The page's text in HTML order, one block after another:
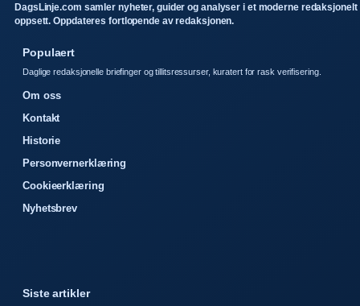
DagsLinje.com samler nyheter, guider og analyser i et moderne redaksjonelt
oppsett. Oppdateres fortlopende av redaksjonen.
Populaert
Daglige redaksjonelle briefinger og tillitsressurser, kuratert for rask verifisering.
Om oss
Kontakt
Historie
Personvernerklæring
Cookieerklæring
Nyhetsbrev
Siste artikler